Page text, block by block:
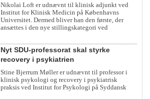
Nikolai Loft er udnævnt til klinisk adjunkt ved
Institut for Klinisk Medicin på Københavns
Universitet. Dermed bliver han den første, der
ansættes i den nye stillingskategori ved
Nyt SDU-professorat skal styrke
recovery i psykiatrien
Stine Bjerrum Møller er udnævnt til professor i
klinisk psykologi og recovery i psykiatrisk
praksis ved Institut for Psykologi på Syddansk